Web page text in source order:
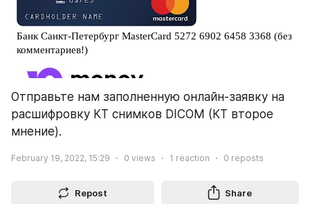
Отправьте нам заполненную онлайн-заявку на
расшифровку КТ снимков DICOM (КТ второе
мнение).
February 19, 2022, 15:29 0 views 1 reaction 0 reposts
Repost Share